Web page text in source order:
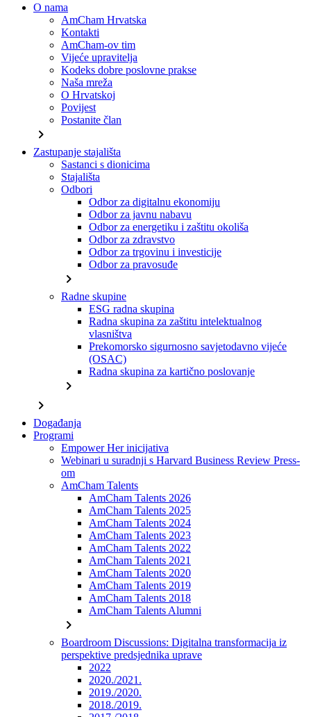
O nama
AmCham Hrvatska
Kontakti
AmCham-ov tim
Vijeće upravitelja
Kodeks dobre poslovne prakse
Naša mreža
O Hrvatskoj
Povijest
Postanite član
chevron_right
Zastupanje stajališta
Sastanci s dionicima
Stajališta
Odbori
Odbor za digitalnu ekonomiju
Odbor za javnu nabavu
Odbor za energetiku i zaštitu okoliša
Odbor za zdravstvo
Odbor za trgovinu i investicije
Odbor za pravosuđe
chevron_right
Radne skupine
ESG radna skupina
Radna skupina za zaštitu intelektualnog
vlasništva
Prekomorsko sigurnosno savjetodavno vijeće
(OSAC)
Radna skupina za kartično poslovanje
chevron_right
chevron_right
Događanja
Programi
Empower Her inicijativa
Webinari u suradnji s Harvard Business Review Press-
om
AmCham Talents
AmCham Talents 2026
AmCham Talents 2025
AmCham Talents 2024
AmCham Talents 2023
AmCham Talents 2022
AmCham Talents 2021
AmCham Talents 2020
AmCham Talents 2019
AmCham Talents 2018
AmCham Talents Alumni
chevron_right
Boardroom Discussions: Digitalna transformacija iz
perspektive predsjednika uprave
2022
2020./2021.
2019./2020.
2018./2019.